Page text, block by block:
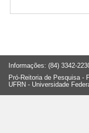
Informações: (84) 3342-
Pró-Reitoria de Pesquisa -
UFRN - Universidade